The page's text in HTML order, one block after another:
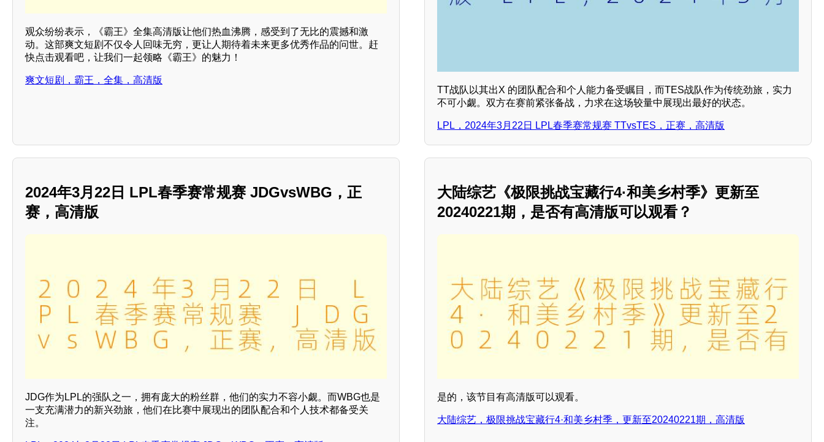
观众纷纷表示，《霸王》全集高清版让他们热血沸腾，感受到了无比的震撼和激
动。这部爽文短剧不仅令人回味无穷，更让人期待着未来更多优秀作品的问世。赶
快点击观看吧，让我们一起领略《霸王》的魅力！
爽文短剧，霸王，全集，高清版
TT战队以其出X 的团队配合和个人能力备受瞩目，而TES战队作为传统劲旅，实力
不可小觑。双方在赛前紧张备战，力求在这场较量中展现出最好的状态。
LPL，2024年3月22日 LPL春季赛常规赛 TTvsTES，正赛，高清版
2024年3月22日 LPL春季赛常规赛 JDGvsWBG，正
赛，高清版
JDG作为LPL的强队之一，拥有庞大的粉丝群，他们的实力不容小觑。而WBG也是
一支充满潜力的新兴劲旅，他们在比赛中展现出的团队配合和个人技术都备受关
注。
大陆综艺《极限挑战宝藏行4·和美乡村季》更新至
20240221期，是否有高清版可以观看？
是的，该节目有高清版可以观看。
大陆综艺，极限挑战宝藏行4·和美乡村季，更新至20240221期，高清版